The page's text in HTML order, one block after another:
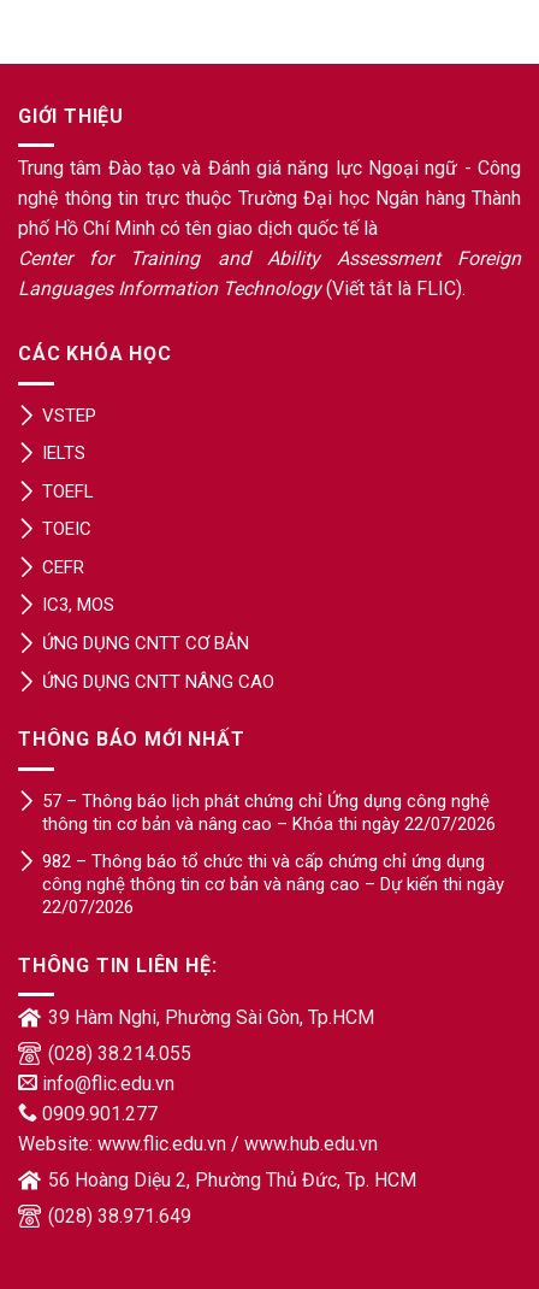
GIỚI THIỆU
Trung tâm Đào tạo và Đánh giá năng lực Ngoại ngữ - Công
nghệ thông tin trực thuộc Trường Đại học Ngân hàng Thành
phố Hồ Chí Minh có tên giao dịch quốc tế là
Center for Training and Ability Assessment Foreign
Languages Information Technology(Viết tắt là FLIC).
CÁC KHÓA HỌC
VSTEP
ỨNG DỤNG CNTT CƠ BẢN
ỨNG DỤNG CNTT NÂNG CAO
IC3, MOS
IELTS
TOEFL
TOEIC
CEFR
THÔNG BÁO MỚI NHẤT
57 – Thông báo lịch phát chứng chỉ Ứng dụng công nghệ
thông tin cơ bản và nâng cao – Khóa thi ngày 22/07/2026
982 – Thông báo tổ chức thi và cấp chứng chỉ ứng dụng
công nghệ thông tin cơ bản và nâng cao – Dự kiến thi ngày
22/07/2026
THÔNG TIN LIÊN HỆ:
39 Hàm Nghi, Phường Sài Gòn, Tp.HCM
(028) 38.214.055
info@flic.edu.vn
0909.901.277
Website: www.flic.edu.vn / www.hub.edu.vn
56 Hoàng Diệu 2, Phường Thủ Đức, Tp. HCM
(028) 38.971.649